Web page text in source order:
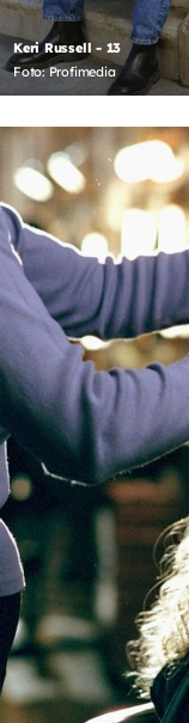
Keri Russell - 13
Foto: Profimedia